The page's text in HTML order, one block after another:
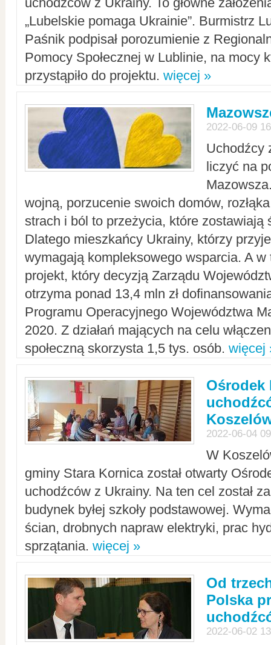
„Lubelskie pomaga Ukrainie”. Burmistrz
Paśnik podpisał porozumienie z
Pomocy Społecznej w Lublinie, na mocy
przystąpiło do projektu. więcej »
2022-06-09
Uchodźcy
liczyć na
wojną, porzucenie swoich domów,
strach i ból to przeżycia, które zostawiają
Dlatego mieszkańcy Ukrainy, którzy
wymagają kompleksowego wsparcia. A w
projekt, który decyzją Zarządu
otrzyma ponad 13,4 mln zł
Programu Operacyjnego Województwa
2020. Z działań mających na celu
społeczną skorzysta 1,5 tys. osób. więcej
Ośrodek
2022-06-04
W
gminy Stara Kornica został otwarty
uchodźców z Ukrainy. Na ten cel został
budynek byłej szkoły podstawowej.
ścian, drobnych napraw elektryki, prac
sprzątania. więcej »
Od
Polska
2022-06-02